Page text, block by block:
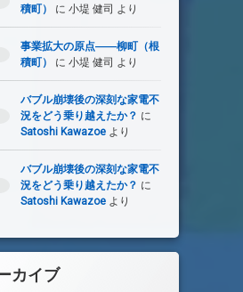
積町）
に 小堤 健司 より
事業拡大の原点――柳町（根
積町）
に 小堤 健司 より
バブル崩壊後の深刻な家電不
況をどう乗り越えたか？ に
Satoshi Kawazoeより
バブル崩壊後の深刻な家電不
況をどう乗り越えたか？ に
Satoshi Kawazoeより
カイブ